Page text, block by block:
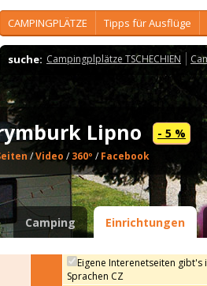
CAMPINGPLÄTZE Tipps für Ausflüge
suche: Campingplplätze TSCHECHIEN
Lipno - 5 %
/Video /360º /Facebook
Camping Einrichtungen
Eigene Interenetseiten gibt's
Sprachen CZ